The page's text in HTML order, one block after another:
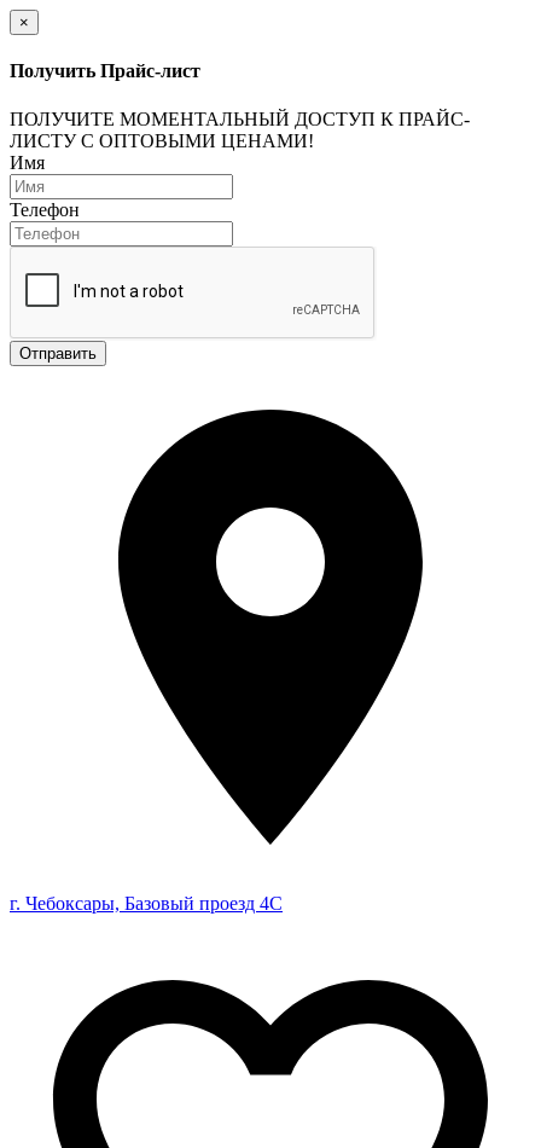
×
Получить Прайс-лист
ПОЛУЧИТЕ МОМЕНТАЛЬНЫЙ ДОСТУП К ПРАЙС-
ЛИСТУ С ОПТОВЫМИ ЦЕНАМИ!
Имя
Телефон
Отправить
г. Чебоксары, Базовый проезд 4С